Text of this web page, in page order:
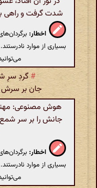
شدت گرفت و راهی
اخطار:
بسیاری از موارد
#گردِ سرِ
جان بر سرش
هوش مصنوعی:
جانش را بر سر شمع
اخطار:
بسیاری از موارد